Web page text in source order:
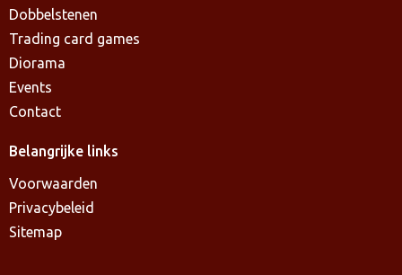
Dobbelstenen
Trading card games
Diorama
Events
Contact
Belangrijke links
Voorwaarden
Privacybeleid
Sitemap